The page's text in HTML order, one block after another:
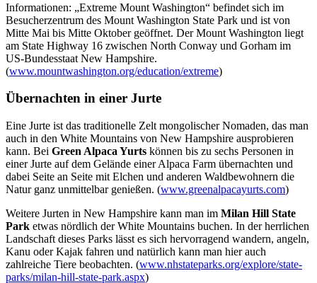
Informationen: „Extreme Mount Washington“ befindet sich im
Besucherzentrum des Mount Washington State Park und ist von
Mitte Mai bis Mitte Oktober geöffnet. Der Mount Washington liegt
am State Highway 16 zwischen North Conway und Gorham im
US-Bundesstaat New Hampshire.
(www.mountwashington.org/education/extreme)
Übernachten in einer Jurte
Eine Jurte ist das traditionelle Zelt mongolischer Nomaden, das man
auch in den White Mountains von New Hampshire ausprobieren
kann. Bei Green Alpaca Yurts können bis zu sechs Personen in
einer Jurte auf dem Gelände einer Alpaca Farm übernachten und
dabei Seite an Seite mit Elchen und anderen Waldbewohnern die
Natur ganz unmittelbar genießen. (www.greenalpacayurts.com)
Weitere Jurten in New Hampshire kann man im Milan Hill State
Park etwas nördlich der White Mountains buchen. In der herrlichen
Landschaft dieses Parks lässt es sich hervorragend wandern, angeln,
Kanu oder Kajak fahren und natürlich kann man hier auch
zahlreiche Tiere beobachten. (www.nhstateparks.org/explore/state-
parks/milan-hill-state-park.aspx)